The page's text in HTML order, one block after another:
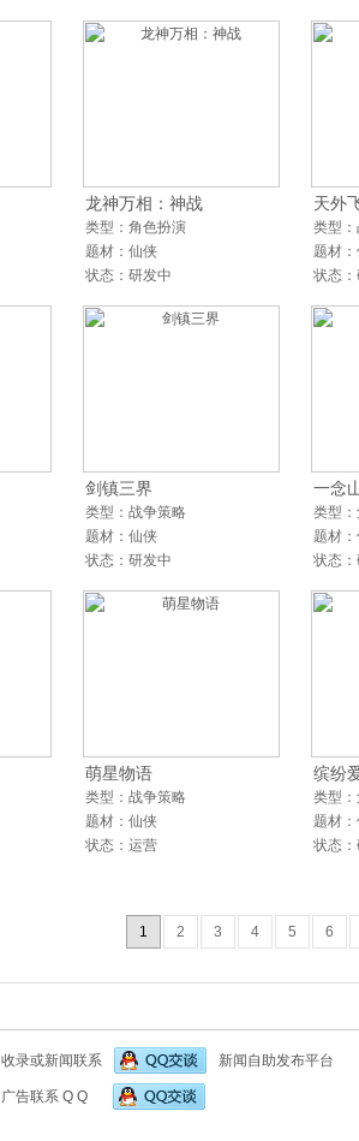
龙神万相：神战
类型：角色扮演
题材：仙侠
状态：研发中
天外
类型
题材
状态
剑镇三界
类型：战争策略
题材：仙侠
状态：研发中
一念
类型
题材
状态
萌星物语
类型：战争策略
题材：仙侠
状态：运营
缤纷
类型
题材
状态
1 2 3 4 5 6
收录或新闻联系 新闻自助发布平台
广告联系 Q Q